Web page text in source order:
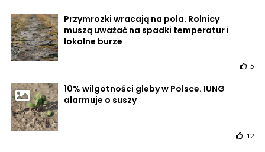
Przymrozki wracają na pola. Rolnicy
muszą uważać na spadki temperatur i
lokalne burze
5
10% wilgotności gleby w Polsce. IUNG
alarmuje o suszy
12